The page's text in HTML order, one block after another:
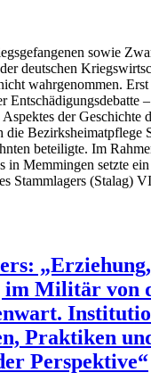
sowie
deutschen
wahrgenommen.
Entschädigungsdebatte
der Geschichte
die Bezirksheimatpflege
beteiligte. Im
in Memmingen setzte
Stammlagers (Stalag)
im Militär von
Praktiken
Perspektive“